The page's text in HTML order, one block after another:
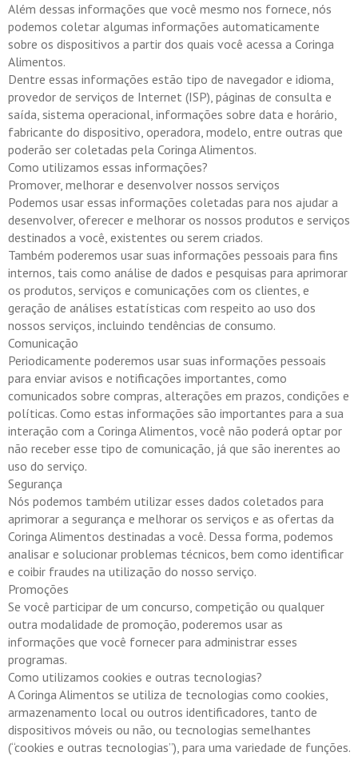
Além dessas informações que você mesmo nos fornece, nós
podemos coletar algumas informações automaticamente
sobre os dispositivos a partir dos quais você acessa a Coringa
Alimentos.
Dentre essas informações estão tipo de navegador e idioma,
provedor de serviços de Internet (ISP), páginas de consulta e
saída, sistema operacional, informações sobre data e horário,
fabricante do dispositivo, operadora, modelo, entre outras que
poderão ser coletadas pela Coringa Alimentos.
Como utilizamos essas informações?
Promover, melhorar e desenvolver nossos serviços
Podemos usar essas informações coletadas para nos ajudar a
desenvolver, oferecer e melhorar os nossos produtos e serviços
destinados a você, existentes ou serem criados.
Também poderemos usar suas informações pessoais para fins
internos, tais como análise de dados e pesquisas para aprimorar
os produtos, serviços e comunicações com os clientes, e
geração de análises estatísticas com respeito ao uso dos
nossos serviços, incluindo tendências de consumo.
Comunicação
Periodicamente poderemos usar suas informações pessoais
para enviar avisos e notificações importantes, como
comunicados sobre compras, alterações em prazos, condições e
políticas. Como estas informações são importantes para a sua
interação com a Coringa Alimentos, você não poderá optar por
não receber esse tipo de comunicação, já que são inerentes ao
uso do serviço.
Segurança
Nós podemos também utilizar esses dados coletados para
aprimorar a segurança e melhorar os serviços e as ofertas da
Coringa Alimentos destinadas a você. Dessa forma, podemos
analisar e solucionar problemas técnicos, bem como identificar
e coibir fraudes na utilização do nosso serviço.
Promoções
Se você participar de um concurso, competição ou qualquer
outra modalidade de promoção, poderemos usar as
informações que você fornecer para administrar esses
programas.
Como utilizamos cookies e outras tecnologias?
A Coringa Alimentos se utiliza de tecnologias como cookies,
armazenamento local ou outros identificadores, tanto de
dispositivos móveis ou não, ou tecnologias semelhantes
(“cookies e outras tecnologias”), para uma variedade de funções.